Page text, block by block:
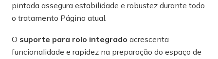
pintada assegura estabilidade e robustez durante todo
o tratamento Página atual.
O suporte para rolo integrado acrescenta
funcionalidade e rapidez na preparação do espaço de